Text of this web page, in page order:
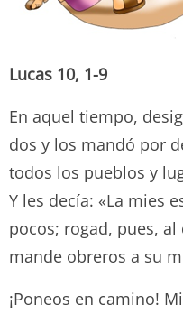
Lucas 10, 1-9
En aquel tiempo,
dos y los mandó por
todos los pueblos y
Y les decía: «La mies
pocos; rogad, pues,
mande obreros a su
¡Poneos en camino!